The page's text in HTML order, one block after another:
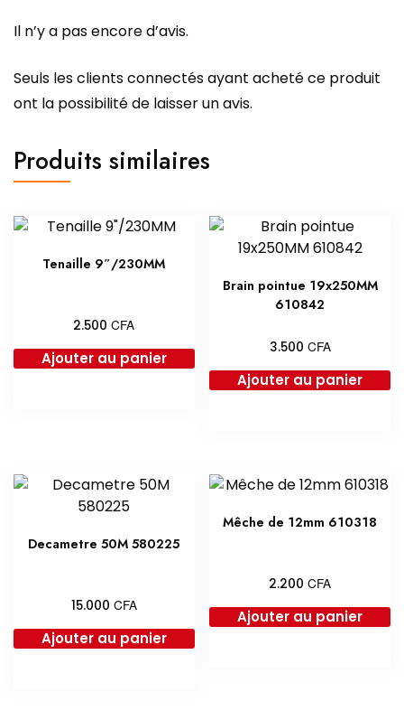
Il n’y a pas encore d’avis.
Seuls les clients connectés ayant acheté ce produit
ont la possibilité de laisser un avis.
Produits similaires
Tenaille 9″/230MM
2.500CFA
Ajouter au panier
Brain pointue 19x250MM
610842
3.500 CFA
Ajouter au panier
Decametre 50M 580225
15.000 CFA
Ajouter au panier
Mêche de 12mm 610318
2.200CFA
Ajouter au panier